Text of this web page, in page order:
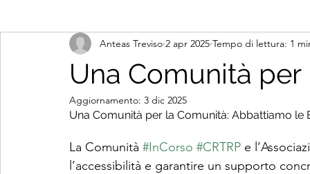
Una Comunità
Anteas Treviso 2 apr 2025 Tempo di lettura: 1
Aggiornamento: 3 dic 2025
Una Comunità per la Comunità: Abbattiamo le
La Comunità #InCorso #CRTRP e
l’accessibilità e garantire un supporto